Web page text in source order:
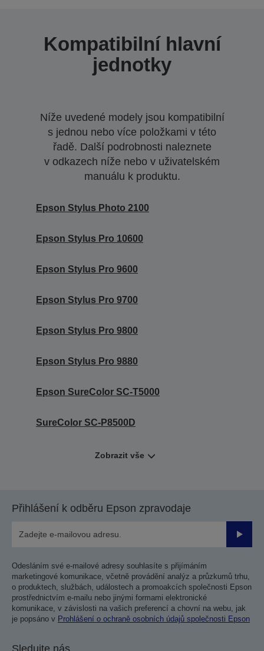
Kompatibilní hlavní
jednotky
Níže uvedené modely jsou kompatibilní
s jednou nebo více položkami v této
řadě. Další podrobnosti naleznete
v odkazech níže nebo v uživatelském
manuálu k produktu.
Epson Stylus Photo 2100
Epson Stylus Pro 10600
Epson Stylus Pro 9600
Epson Stylus Pro 9700
Epson Stylus Pro 9800
Epson Stylus Pro 9880
Epson SureColor SC-T5000
SureColor SC-P8500D
Zobrazit vše
Přihlášení k odběru Epson zpravodaje
Odesláním své e-mailové adresy souhlasíte s přijímáním
marketingové komunikace, včetně provádění analýz a průzkumů trhu,
o produktech, službách, událostech a promoakcích společnosti Epson
prostřednictvím e-mailu nebo jinými formami elektronické
komunikace, v závislosti na vašich preferencí a chovní na webu, jak
je popsáno v Prohlášení o ochraně osobních údajů společnosti Epson